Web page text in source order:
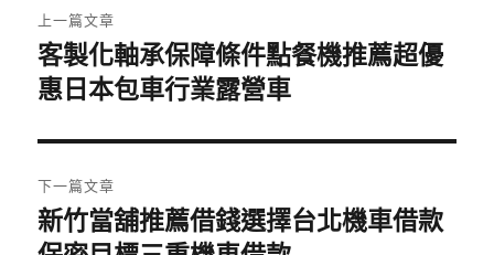
章
導
覽
上一篇文章
上
一
文
章:
客製化軸承保障條件點餐機推薦超優
惠日本包車行業露營車
下一篇文章
下
一
新竹當舖推薦借錢選擇台北機車借款